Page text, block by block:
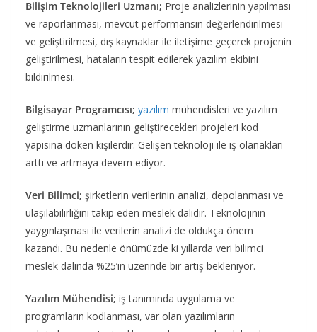
Bilişim Teknolojileri Uzmanı; Proje analizlerinin yapılması
ve raporlanması, mevcut performansın değerlendirilmesi
ve geliştirilmesi, dış kaynaklar ile iletişime geçerek projenin
geliştirilmesi, hataların tespit edilerek yazılım ekibini
bildirilmesi.
Bilgisayar Programcısı; yazılım mühendisleri ve yazılım
geliştirme uzmanlarının geliştirecekleri projeleri kod
yapısına döken kişilerdir. Gelişen teknoloji ile iş olanakları
arttı ve artmaya devem ediyor.
Veri Bilimci; şirketlerin verilerinin analizi, depolanması ve
ulaşılabilirliğini takip eden meslek dalıdır. Teknolojinin
yaygınlaşması ile verilerin analizi de oldukça önem
kazandı. Bu nedenle önümüzde ki yıllarda veri bilimci
meslek dalında %25’in üzerinde bir artış bekleniyor.
Yazılım Mühendisi; iş tanımında uygulama ve
programların kodlanması, var olan yazılımların